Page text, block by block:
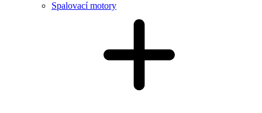
Spalovací motory